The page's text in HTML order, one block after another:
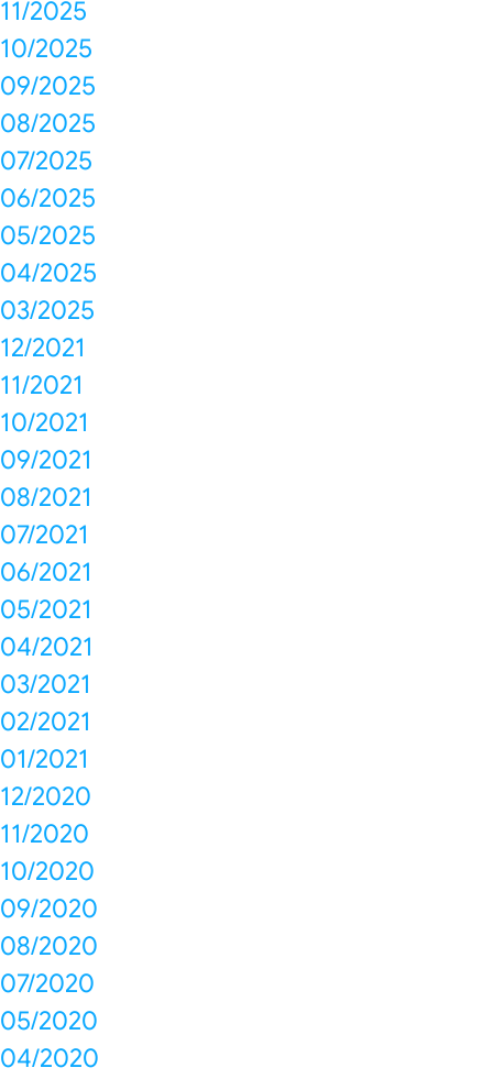
11/2025
10/2025
09/2025
08/2025
07/2025
06/2025
05/2025
04/2025
03/2025
12/2021
11/2021
10/2021
09/2021
08/2021
07/2021
06/2021
05/2021
04/2021
03/2021
02/2021
01/2021
12/2020
11/2020
10/2020
09/2020
08/2020
07/2020
05/2020
04/2020